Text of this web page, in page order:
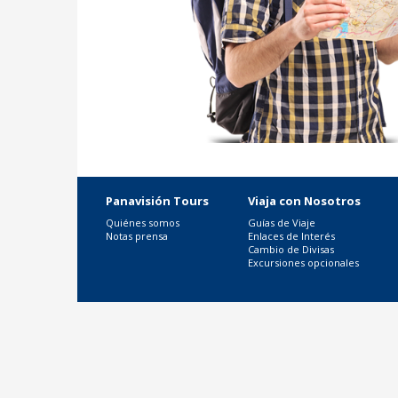
Panavisión Tours
Quiénes somos
Notas prensa
Viaja con Nosotros
Guías de Viaje
Enlaces de Interés
Cambio de Divisas
Excursiones opcionales